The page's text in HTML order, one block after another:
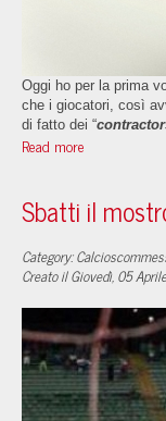
Oggi ho per la prima
che i giocatori, così
di fatto dei “
Read more
Sbatti il
Category:
Creato il Giovedì, 05